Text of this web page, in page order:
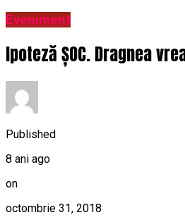
Eveniment
Ipoteză ȘOC. Dragnea
Published
8 ani ago
on
octombrie 31, 2018